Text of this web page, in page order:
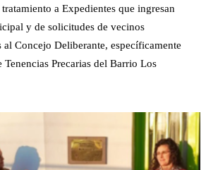
a Expedientes que ingresan
y de solicitudes de vecinos
al Concejo Deliberante, específicamente
Precarias del Barrio Los